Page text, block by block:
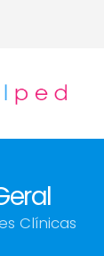
Clínicas